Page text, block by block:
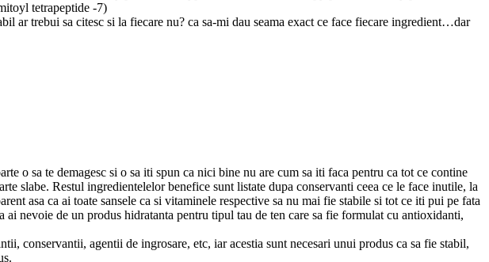
tetrapeptide -7)
ar trebui sa citesc si la fiecare nu? ca sa-mi dau seama exact ce face fiecare ingredient…dar
o sa te demagesc si o sa iti spun ca nici bine nu are cum sa iti faca pentru ca tot ce contine
slabe. Restul ingredientelelor benefice sunt listate dupa conservanti ceea ce le face inutile, la
asa ca ai toate sansele ca si vitaminele respective sa nu mai fie stabile si tot ce iti pui pe fata
nevoie de un produs hidratanta pentru tipul tau de ten care sa fie formulat cu antioxidanti,
conservantii, agentii de ingrosare, etc, iar acestia sunt necesari unui produs ca sa fie stabil,